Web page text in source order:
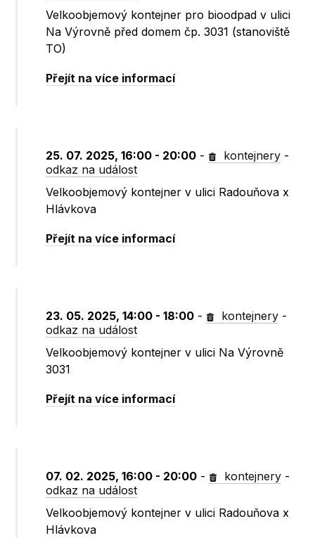
Velkoobjemový kontejner pro bioodpad v ulici
Na Výrovně před domem čp. 3031 (stanoviště
TO)
Přejít na více informací
25. 07. 2025, 16:00 - 20:00 - kontejnery -
odkaz na událost
Velkoobjemový kontejner v ulici Radouňova x
Hlávkova
Přejít na více informací
23. 05. 2025, 14:00 - 18:00 - kontejnery -
odkaz na událost
Velkoobjemový kontejner v ulici Na Výrovně
3031
Přejít na více informací
07. 02. 2025, 16:00 - 20:00 - kontejnery -
odkaz na událost
Velkoobjemový kontejner v ulici Radouňova x
Hlávkova